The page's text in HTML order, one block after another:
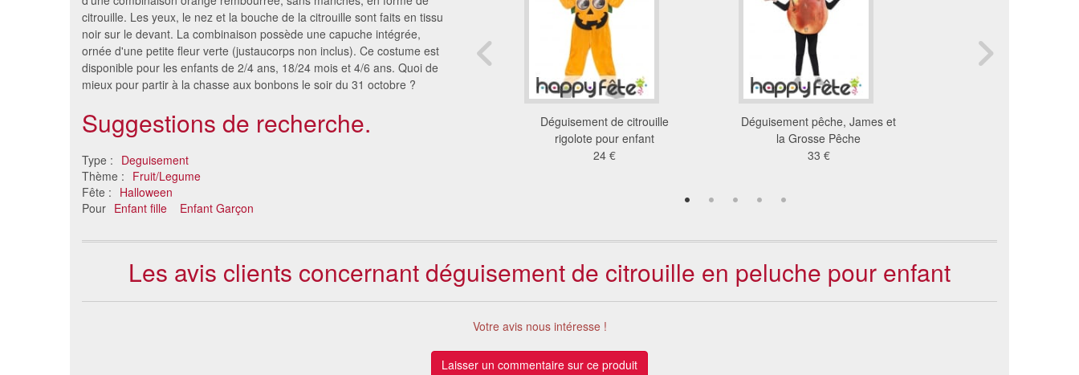
citrouille. Les yeux, le nez et la bouche de la citrouille sont faits en tissu
noir sur le devant. La combinaison possède une capuche intégrée,
ornée d'une petite fleur verte (justaucorps non inclus). Ce costume est
disponible pour les enfants de 2/4 ans, 18/24 mois et 4/6 ans. Quoi de
mieux pour partir à la chasse aux bonbons le soir du 31 octobre ?
Suggestions de recherche.
Type : Deguisement
Thème : Fruit/Legume
Fête : Halloween
Pour Enfant fille Enfant Garçon
Tenue de citrouille peluche
pour enfant
27 €
Costume de citrouille pour
bébé, orange et vert
Déguisement de citrouille
rigolote pour enfant
24 €
Déguisement pêche, James et
la Grosse Pêche
33 €
Les avis clients concernant déguisement de citrouille en peluche pour enfant
Votre avis nous intéresse !
Laisser un commentaire sur ce produit